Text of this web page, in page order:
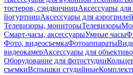
тостеров, сэндвичницАксессуары
йогуртницАксессуары для
Телевизоры, мониторыТелевизоры
Смарт-часы, аксессуарыУмные часы
Фото, видеосъемкаФотоаппараты
видеокамерАксессуары для
Оборудование для фотостудии
съемкиВспышки студийные